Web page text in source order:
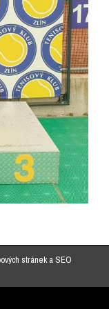
stráneka SEO